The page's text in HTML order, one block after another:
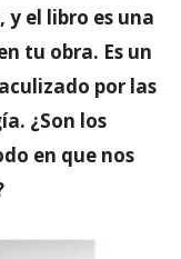
y el libro es una
tu obra. Es un
por las
¿Son los
en que nos